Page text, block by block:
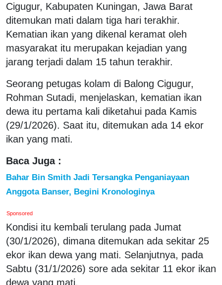
Cigugur, Kabupaten Kuningan, Jawa Barat
ditemukan mati dalam tiga hari terakhir.
Kematian ikan yang dikenal keramat oleh
masyarakat itu merupakan kejadian yang
jarang terjadi dalam 15 tahun terakhir.
Seorang petugas kolam di Balong Cigugur,
Rohman Sutadi, menjelaskan, kematian ikan
dewa itu pertama kali diketahui pada Kamis
(29/1/2026). Saat itu, ditemukan ada 14 ekor
ikan yang mati.
Baca Juga :
Bahar Bin Smith Jadi Tersangka Penganiayaan
Anggota Banser, Begini Kronologinya
Sponsored
Kondisi itu kembali terulang pada Jumat
(30/1/2026), dimana ditemukan ada sekitar 25
ekor ikan dewa yang mati. Selanjutnya, pada
Sabtu (31/1/2026) sore ada sekitar 11 ekor ikan
dewa yang mati.